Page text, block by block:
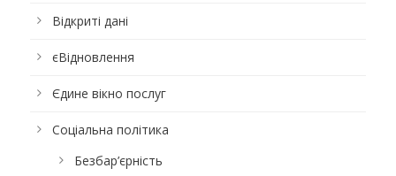
Відкриті дані
єВідновлення
Єдине вікно послуг
Соціальна політика
Безбар’єрність